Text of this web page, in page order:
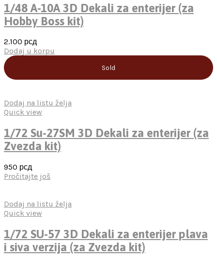
1/48 A-10A 3D Dekali za enterijer (za
Hobby Boss kit)
2.100 рсд
Dodaj u korpu
Sold
Dodaj na listu želja
Quick view
1/72 Su-27SM 3D Dekali za enterijer (za
Zvezda kit)
950 рсд
Pročitajte još
Dodaj na listu želja
Quick view
1/72 SU-57 3D Dekali za enterijer plava
i siva verzija (za Zvezda kit)